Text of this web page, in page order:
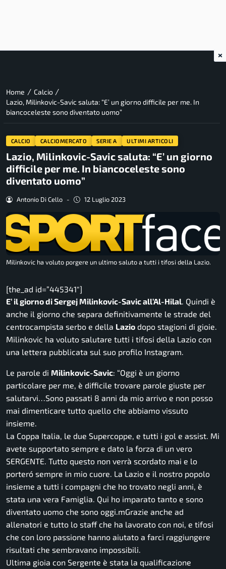
Home / Calcio /
Lazio, Milinkovic-Savic saluta: “E’ un giorno difficile per me. In
biancoceleste sono diventato uomo”
CALCIO CALCIOMERCATO SERIE A ULTIMI ARTICOLI
Lazio, Milinkovic-Savic saluta: “E’ un giorno
difficile per me. In biancoceleste sono
diventato uomo”
Antonio Di Cello - 12 Luglio 2023
Milinkovic ha voluto porgere un ultimo saluto a tutti i tifosi della Lazio.
[the_ad id=”445341″]
E’ il giorno di Sergej Milinkovic-Savic all’Al-Hilal . Quindi è
anche il giorno che separa definitivamente le strade del
centrocampista serbo e della Lazio dopo stagioni di gioie.
Milinkovic ha voluto salutare tutti i tifosi della Lazio con
una lettera pubblicata sul suo profilo Instagram.
Le parole di Milinkovic-Savic: “Oggi è un giorno
particolare per me, è difficile trovare parole giuste per
salutarvi…Sono passati 8 anni da mio arrivo e non posso
mai dimenticare tutto quello che abbiamo vissuto
insieme.
La Coppa Italia, le due Supercoppe, e tutti i gol e assist. Mi
avete supportato sempre e dato la forza di un vero
SERGENTE. Tutto questo non verrà scordato mai e lo
porteró sempre in mio cuore. La Lazio e il nostro popolo
insieme a tutti i compagni che ho trovato negli anni, è
stata una vera Famiglia. Qui ho imparato tanto e sono
diventato uomo che sono oggi.mGrazie anche ad
allenatori e tutto lo staff che ha lavorato con noi, e tifosi
che con loro passione hanno aiutato a farci raggiungere
risultati che sembravano impossibili.
Ultima gioia con Sergente è stata la qualificazione
×